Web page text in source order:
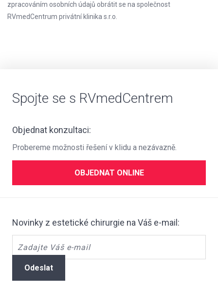
zpracováním osobních údajů obrátit se na společnost
RVmedCentrum privátní klinika s.r.o.
Spojte se s RVmedCentrem
Objednat konzultaci:
Probereme možnosti řešení v klidu a nezávazně.
OBJEDNAT ONLINE
Novinky z estetické chirurgie na Váš e-mail:
Odeslat